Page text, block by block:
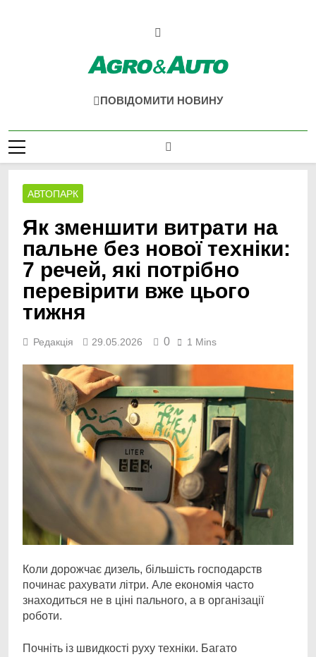
Agro & Auto
ПОВІДОМИТИ НОВИНУ
АВТОПАРК
Як зменшити витрати на
пальне без нової техніки:
7 речей, які потрібно
перевірити вже цього
тижня
Редакція 29.05.2026 0 1 Mins
Коли дорожчає дизель, більшість господарств
починає рахувати літри. Але економія часто
знаходиться не в ціні пального, а в організації
роботи.
Почніть із швидкості руху техніки. Багато